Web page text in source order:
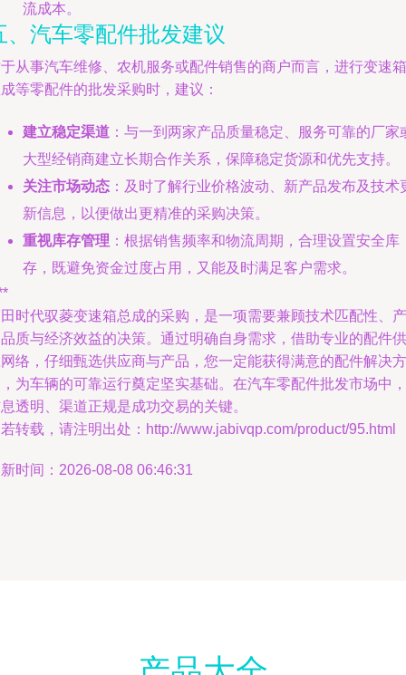
流成本。
、汽车零配件批发建议
从事汽车维修、农机服务或配件销售的商户而言，进行变速箱
等零配件的批发采购时，建议：
建立稳定渠道 ：与一到两家产品质量稳定、服务可靠的厂家
大型经销商建立长期合作关系，保障稳定货源和优先支持。
关注市场动态 ：及时了解行业价格波动、新产品发布及技术
新信息，以便做出更精准的采购决策。
重视库存管理 ：根据销售频率和物流周期，合理设置安全库
存，既避免资金过度占用，又能及时满足客户需求。
时代驭菱变速箱总成的采购，是一项需要兼顾技术匹配性、产
质与经济效益的决策。通过明确自身需求，借助专业的配件供
络，仔细甄选供应商与产品，您一定能获得满意的配件解决方
为车辆的可靠运行奠定坚实基础。在汽车零配件批发市场中，
透明、渠道正规是成功交易的关键。
转载，请注明出处：http://www.jabivqp.com/product/95.html
时间：2026-08-08 06:46:31